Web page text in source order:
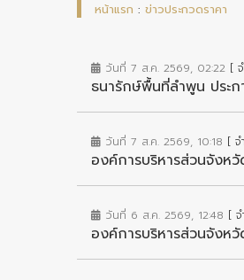
หน้าแรก : ข่าวประกวดราคา
วันที่ 7 ส.ค. 2569, 02:22 [
ธนารักษ์พื้นที่ลำพูน ประ
วันที่ 7 ส.ค. 2569, 10:18 [ จ
องค์การบริหารส่วนจังห
วันที่ 6 ส.ค. 2569, 12:48 [
องค์การบริหารส่วนจังห